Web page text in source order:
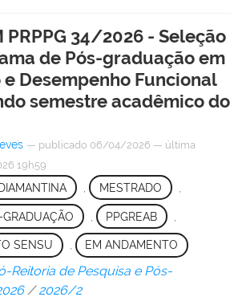
PRPPG 34/2026 - Seleção
de Pós-graduação em
Desempenho Funcional
semestre acadêmico do
— publicado 06/04/2026 — última
19h59
DIAMANTINA MESTRADO
GRADUAÇÃO PPGREAB
SENSU , EM ANDAMENTO
Reitoria de Pesquisa e Pós-
/2026/2